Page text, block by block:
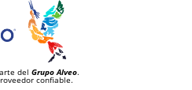
del Grupo Alveo.
confiable.